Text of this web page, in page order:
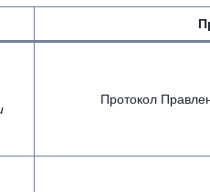
Протокол